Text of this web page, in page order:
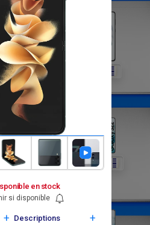
en stock
si disponible
+ Descriptions +
600F 302 400
297 000F 297 000 405 000